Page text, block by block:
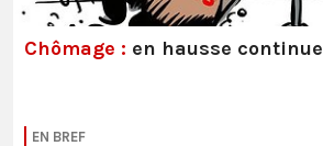
Chômage : en hausse continue
EN BREF